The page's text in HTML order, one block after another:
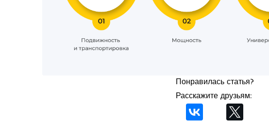
Понравилась статья?
Расскажите друзьям: